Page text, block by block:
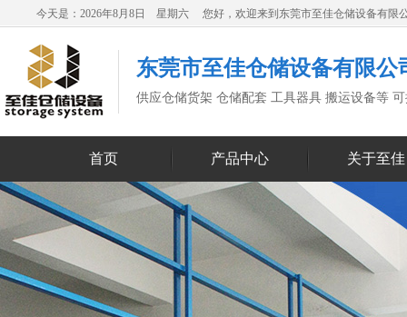
今天是：2026年8月8日 星期六 您好，欢迎来到东莞市至佳仓储设备有限
东莞市至佳仓储设备有限公
供应仓储货架 仓储配套 工具器具 搬运设备等
首页 产品中心 关于至佳